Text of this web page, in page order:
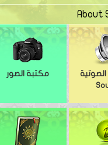
About
الصوتية
مكتبة الصور